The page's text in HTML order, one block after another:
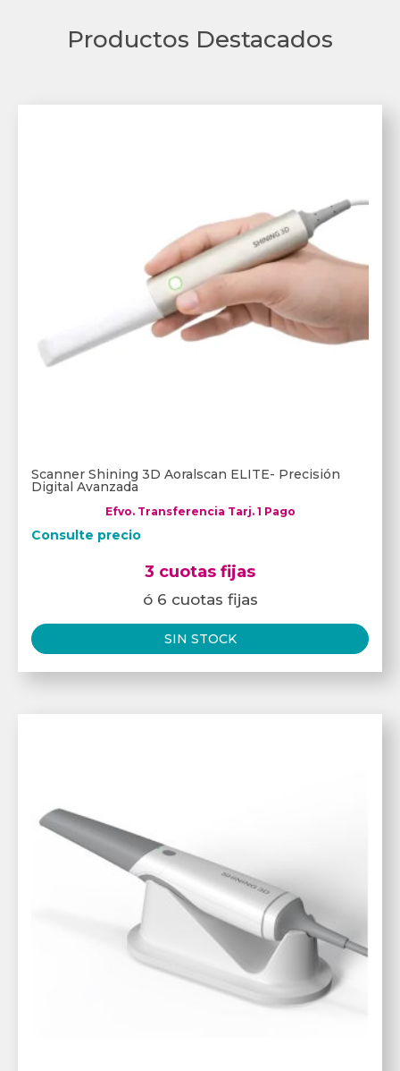
Productos Destacados
Scanner Shining 3D Aoralscan ELITE- Precisión
Digital Avanzada
Efvo. Transferencia Tarj. 1 Pago
Consulte precio
3 cuotas fijas
ó 6 cuotas fijas
SIN STOCK